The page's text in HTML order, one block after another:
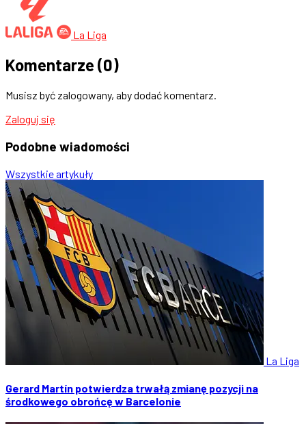
La Liga
Komentarze (0)
Musisz być zalogowany, aby dodać komentarz.
Zaloguj się
Podobne wiadomości
Wszystkie artykuły
La Liga
Gerard Martín potwierdza trwałą zmianę pozycji na
środkowego obrońcę w Barcelonie